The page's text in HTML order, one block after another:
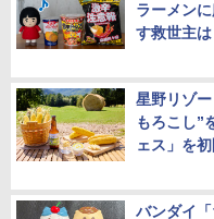
ラーメン
す救世主
星野リゾ
もろこし”
ェス」を
バンダイ